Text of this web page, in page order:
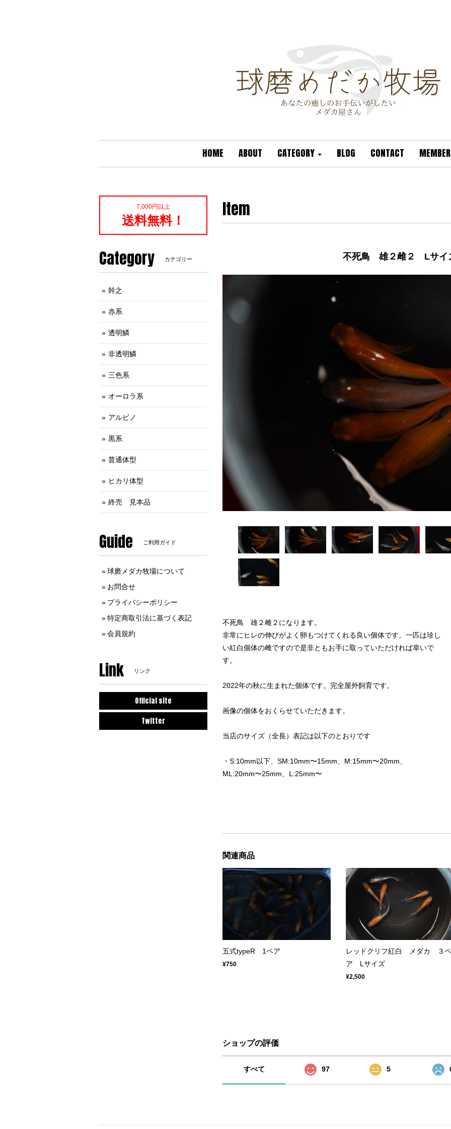
HOME ABOUT CATEGORY BLOG CONTACT
Item
不死鳥 雄２雌２ Lサイ
不死鳥 雄２雌２になります。
非常にヒレの伸びがよく卵もつけてくれる良い個体です。一匹は珍し
い紅白個体の雌ですので是非ともお手に取っていただければ幸いで
す。
2022年の秋に生まれた個体です。完全屋外飼育です。
画像の個体をおくらせていただきます。
当店のサイズ（全長）表記は以下のとおりです
・S:10mm以下、SM:10mm〜15mm、M:15mm〜20mm、
ML:20mm〜25mm、L:25mm〜
関連商品
五式typeR 1ペア
¥750
レッドクリフ紅白 メダカ ３ペ
ア Lサイズ
¥2,500
ショップの評価
すべて 97 5
7,000円以上
送料無料！
Category カテゴリー
幹之
赤系
透明鱗
非透明鱗
三色系
オーロラ系
アルビノ
黒系
普通体型
ヒカリ体型
終売 見本品
Guide ご利用ガイド
球磨メダカ牧場について
お問合せ
プライバシーポリシー
特定商取引法に基づく表記
会員規約
Link リンク
Official site
Twitter